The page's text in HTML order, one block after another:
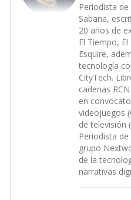
Periodista
Sabana,
20 años de
El Tiempo,
Esquire,
tecnología
CityTech.
cadenas
en
videojuegos
de televisión
Periodista
grupo
de la
narrativas